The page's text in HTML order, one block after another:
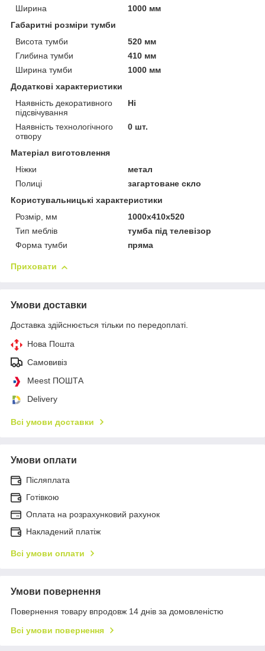
Ширина
1000 мм
Габаритні розміри тумби
Висота тумби
520 мм
Глибина тумби
410 мм
Ширина тумби
1000 мм
Додаткові характеристики
Наявність декоративного
підсвічування
Ні
Наявність технологічного
отвору
0 шт.
Матеріал виготовлення
Ніжки
метал
Полиці
загартоване скло
Користувальницькі характеристики
Розмір, мм
1000х410х520
Тип меблів
тумба під телевізор
Форма тумби
пряма
Приховати
Умови доставки
Доставка здійснюється тільки по передоплаті.
Нова Пошта
Самовивіз
Meest ПОШТА
Delivery
Всі умови доставки
Умови оплати
Післяплата
Готівкою
Оплата на розрахунковий рахунок
Накладений платіж
Всі умови оплати
Умови повернення
Повернення товару впродовж 14 днів за домовленістю
Всі умови повернення